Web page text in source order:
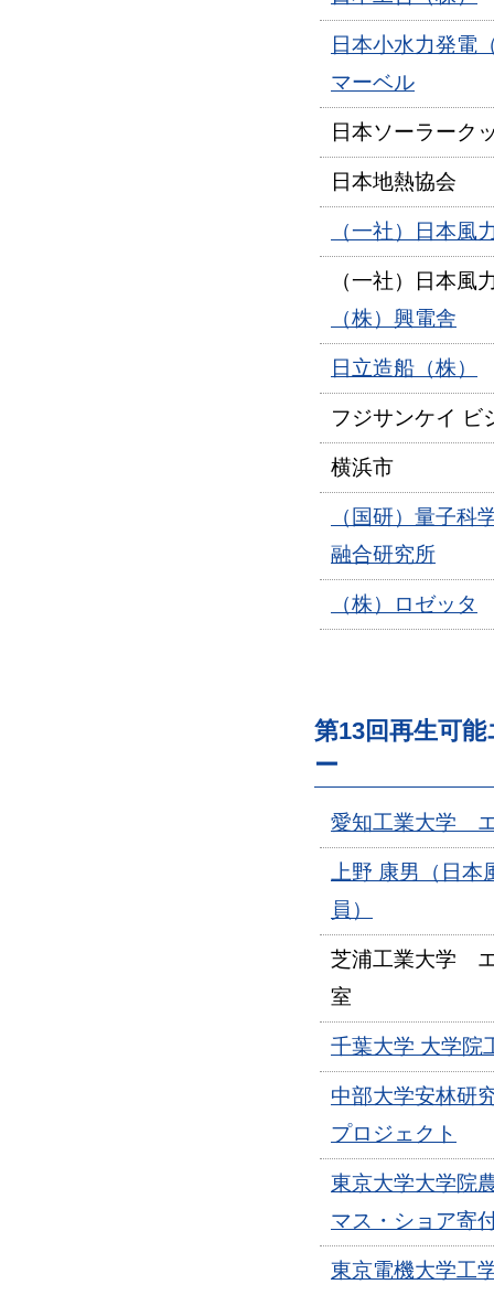
日本小水力発電
マーベル
日本ソーラーク
日本地熱協会
（一社）日本風
（一社）日本風
（株）興電舎
日立造船（株）
フジサンケイ ビ
横浜市
（国研）量子科
融合研究所
（株）ロゼッタ
第13回再生可
ー
愛知工業大学
上野 康男（日
員）
芝浦工業大学
室
千葉大学 大学院
中部大学安林研
プロジェクト
東京大学大学院
マス・ショア寄
東京電機大学工